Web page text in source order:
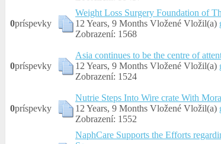
0príspevky
Weight Loss Surgery Foundation of
12 Years, 9 Months Vložené Vložil(a)
Zobrazení: 1568
0príspevky
Asia continues to be the centre of
12 Years, 9 Months Vložené Vložil(a)
Zobrazení: 1524
0príspevky
Nutrie Steps Into Wire crate With
12 Years, 9 Months Vložené Vložil(a)
Zobrazení: 1552
NaphCare Supports the Efforts